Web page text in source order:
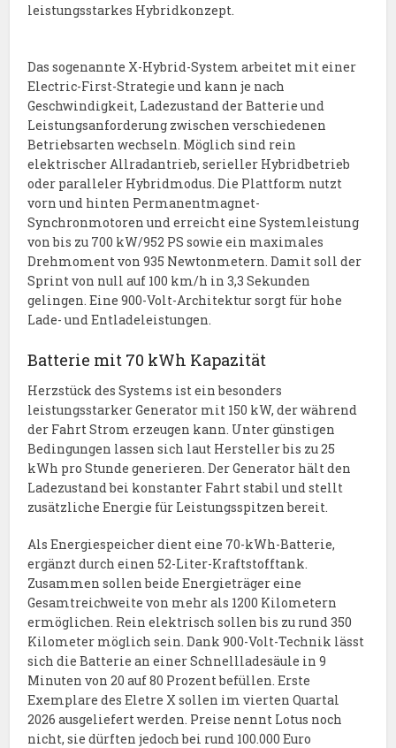
leistungsstarkes Hybridkonzept.
Das sogenannte X-Hybrid-System arbeitet mit einer
Electric-First-Strategie und kann je nach
Geschwindigkeit, Ladezustand der Batterie und
Leistungsanforderung zwischen verschiedenen
Betriebsarten wechseln. Möglich sind rein
elektrischer Allradantrieb, serieller Hybridbetrieb
oder paralleler Hybridmodus. Die Plattform nutzt
vorn und hinten Permanentmagnet-
Synchronmotoren und erreicht eine Systemleistung
von bis zu 700 kW/952 PS sowie ein maximales
Drehmoment von 935 Newtonmetern. Damit soll der
Sprint von null auf 100 km/h in 3,3 Sekunden
gelingen. Eine 900-Volt-Architektur sorgt für hohe
Lade- und Entladeleistungen.
Batterie mit 70 kWh Kapazität
Herzstück des Systems ist ein besonders
leistungsstarker Generator mit 150 kW, der während
der Fahrt Strom erzeugen kann. Unter günstigen
Bedingungen lassen sich laut Hersteller bis zu 25
kWh pro Stunde generieren. Der Generator hält den
Ladezustand bei konstanter Fahrt stabil und stellt
zusätzliche Energie für Leistungsspitzen bereit.
Als Energiespeicher dient eine 70-kWh-Batterie,
ergänzt durch einen 52-Liter-Kraftstofftank.
Zusammen sollen beide Energieträger eine
Gesamtreichweite von mehr als 1200 Kilometern
ermöglichen. Rein elektrisch sollen bis zu rund 350
Kilometer möglich sein. Dank 900-Volt-Technik lässt
sich die Batterie an einer Schnellladesäule in 9
Minuten von 20 auf 80 Prozent befüllen. Erste
Exemplare des Eletre X sollen im vierten Quartal
2026 ausgeliefert werden. Preise nennt Lotus noch
nicht, sie dürften jedoch bei rund 100.000 Euro